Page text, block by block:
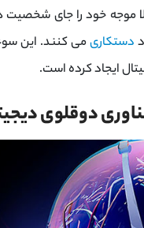
موجه خود را جای شخصیت‌
دستکاریمی کنند. این
ایجاد کرده است.
دوقلوی